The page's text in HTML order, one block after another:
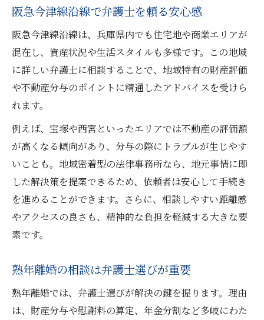
納得の慰謝料請求は弁護士の経験が決め手
慰謝料交渉を弁護士に任せる安心感とは
離婚後の生活設計に役立つ弁護士の知恵
弁護士が提案する離婚後の生活設計術
熟年離婚後の不安は弁護士の知恵で解消
離婚後の生活設計に弁護士ができる支援
弁護士が教える離婚後の安心ポイント
財産分与や慰謝料の最新情報を弁護士が解説
弁護士が語る財産分与の最新動向
慰謝料の相場は弁護士が詳しく解説
弁護士が伝える財産分与の重要ポイント
阪急今津線沿線で弁護士を頼る安心感
阪急今津線沿線は、兵庫県内でも住宅地や商業エリアが
混在し、資産状況や生活スタイルも多様です。この地域
に詳しい弁護士に相談することで、地域特有の財産評価
や不動産分与のポイントに精通したアドバイスを受けら
れます。
例えば、宝塚や西宮といったエリアでは不動産の評価額
が高くなる傾向があり、分与の際にトラブルが生じやす
いことも。地域密着型の法律事務所なら、地元事情に即
した解決策を提案できるため、依頼者は安心して手続き
を進めることができます。さらに、相談しやすい距離感
やアクセスの良さも、精神的な負担を軽減する大きな要
素です。
熟年離婚の相談は弁護士選びが重要
熟年離婚では、弁護士選びが解決の鍵を握ります。理由
は、財産分与や慰謝料の算定、年金分割など多岐にわた